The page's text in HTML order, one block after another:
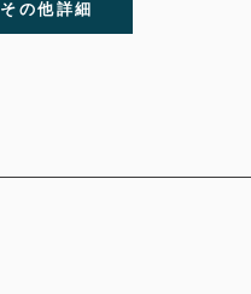
その他詳細